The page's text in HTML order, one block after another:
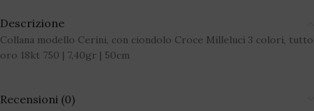
Descrizione
Collana modello Cerini, con ciondolo Croce Milleluci 3 colori, tutto
oro 18kt 750 | 7,40gr | 50cm
Recensioni (0)